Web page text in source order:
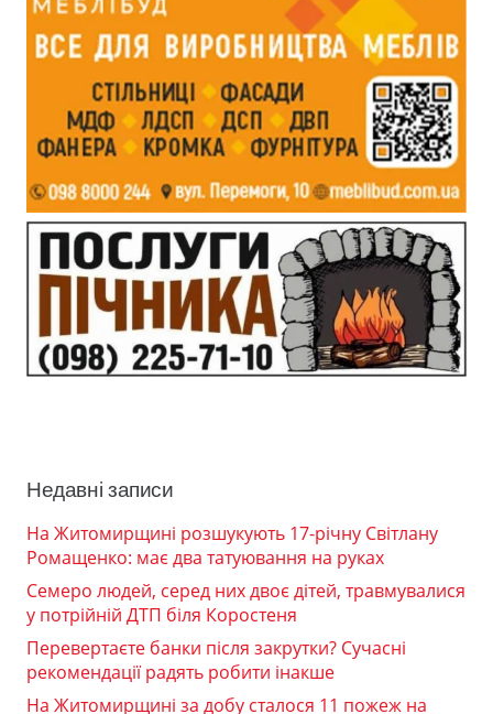
Недавні записи
На Житомирщині розшукують 17-річну Світлану
Ромащенко: має два татуювання на руках
Семеро людей, серед них двоє дітей, травмувалися
у потрійній ДТП біля Коростеня
Перевертаєте банки після закрутки? Сучасні
рекомендації радять робити інакше
На Житомирщині за добу сталося 11 пожеж на